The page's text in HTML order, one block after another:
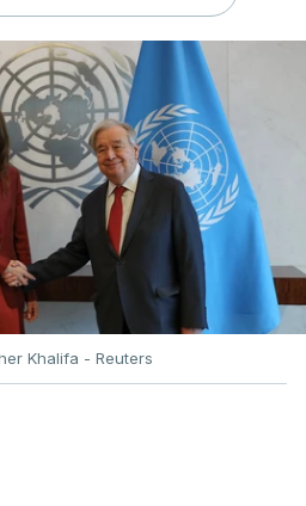
Khalifa - Reuters